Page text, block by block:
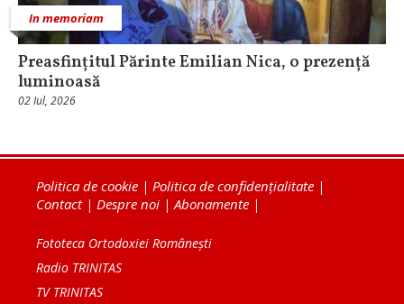
In memoriam
Preasfințitul Părinte Emilian Nica, o prezență
luminoasă
02 Iul, 2026
Politica de cookie | Politica de confidențialitate |
Contact| Despre noi |Abonamente |
Fototeca Ortodoxiei Românești
Radio TRINITAS
TV TRINITAS